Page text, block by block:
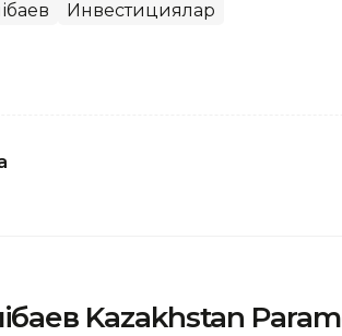
Инвестициялар
Kazakhstan